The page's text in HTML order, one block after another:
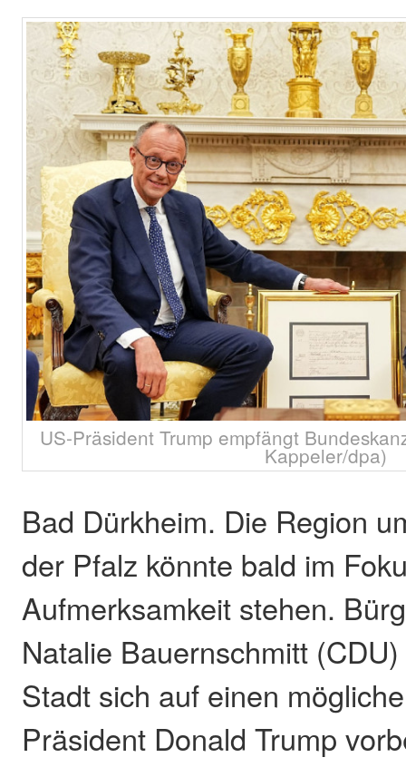
US-Präsident Trump empfängt
Kappeler/dpa)
Bad Dürkheim. Die Region
der Pfalz könnte bald im
Aufmerksamkeit stehen.
Natalie Bauernschmitt
Stadt sich auf einen
Präsident Donald Trump